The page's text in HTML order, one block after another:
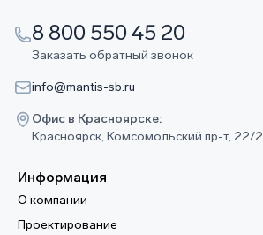
8 800 550 45 20
Заказать обратный звонок
info@mantis-sb.ru
Офис в Красноярске:
Красноярск, Комсомольский пр-т, 22/2
Информация
О компании
Проектирование